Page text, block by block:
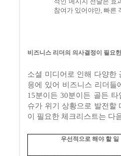
참여가 있어야만, 빠른
비즈니스 리더의 의사결정이 필요
소셜 미디어로 인해 다양한
응에 있어 비즈니스 리더들
15분이든 30분이든 골든
슈가 위기 상황으로 발전할
이 필요한 체크리스트는 다
우선적으로 해야 할 일